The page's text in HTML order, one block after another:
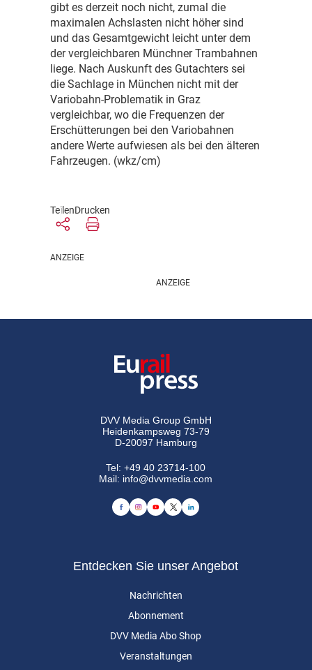
gibt es derzeit noch nicht, zumal die
maximalen Achslasten nicht höher sind
und das Gesamtgewicht leicht unter dem
der vergleichbaren Münchner Trambahnen
liege. Nach Auskunft des Gutachters sei
die Sachlage in München nicht mit der
Variobahn-Problematik in Graz
vergleichbar, wo die Frequenzen der
Erschütterungen bei den Variobahnen
andere Werte aufwiesen als bei den älteren
Fahrzeugen. (wkz/cm)
TeilenDrucken
DVV Media Group GmbH
Heidenkampsweg 73-79
D-20097 Hamburg
Tel:+49 40 23714-100
Mail: info@dvvmedia.com
Entdecken Sie unser Angebot
Nachrichten
Abonnement
DVV Media Abo Shop
Veranstaltungen